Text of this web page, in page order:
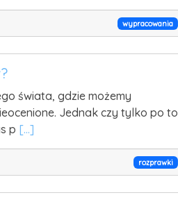
wypracowania
świata, gdzie możemy
Jednak czy tylko po to
p [...]
rozprawki